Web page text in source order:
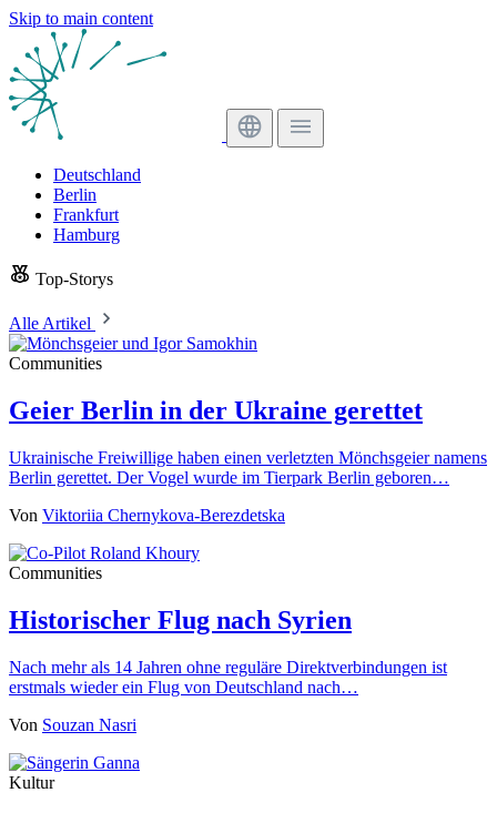
Skip to main content
Deutschland
Berlin
Frankfurt
Hamburg
Top-Storys
Alle Artikel
Communities
Geier Berlin in der Ukraine gerettet
Ukrainische Freiwillige haben einen verletzten Mönchsgeier namens
Berlin gerettet. Der Vogel wurde im Tierpark Berlin geboren…
Von Viktoriia Chernykova-Berezdetska
Communities
Historischer Flug nach Syrien
Nach mehr als 14 Jahren ohne reguläre Direktverbindungen ist
erstmals wieder ein Flug von Deutschland nach…
Von Souzan Nasri
Kultur